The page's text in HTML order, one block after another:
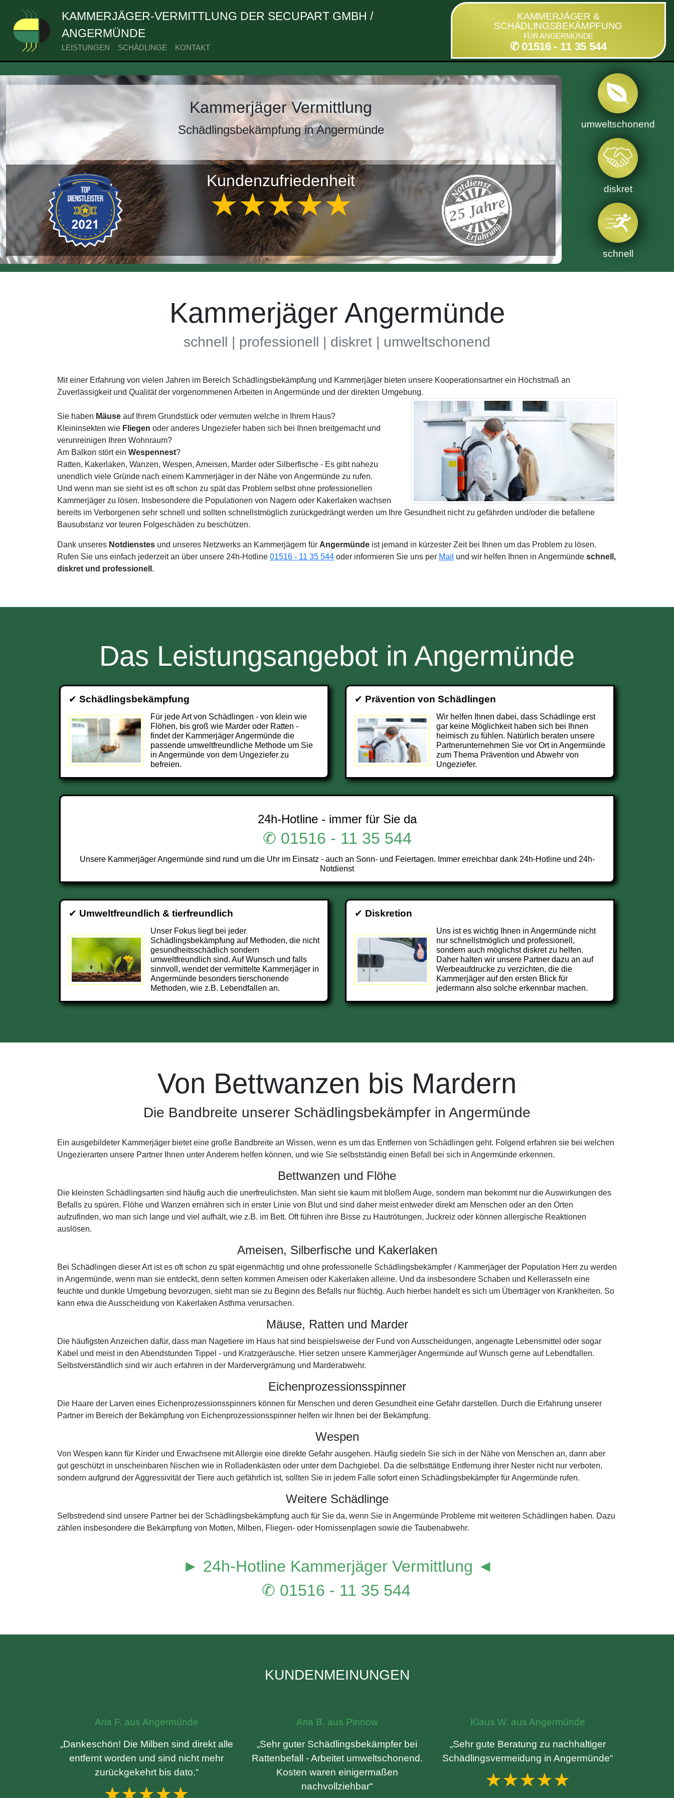
KAMMERJÄGER-VERMITTLUNG DER SECUPART GMBH /
ANGERMÜNDE
LEISTUNGEN SCHÄDLINGE KONTAKT
KAMMERJÄGER &
SCHÄDLINGSBEKÄMPFUNG
FÜR ANGERMÜNDE
✆ 01516 - 11 35 544
Kammerjäger Vermittlung
Schädlingsbekämpfung in Angermünde
Kundenzufriedenheit
★★★★★
umweltschonend
diskret
schnell
Kammerjäger Angermünde
schnell | professionell | diskret | umweltschonend
Mit einer Erfahrung von vielen Jahren im Bereich Schädlingsbekämpfung und Kammerjäger bieten unsere Kooperationsartner ein Höchstmaß an
Zuverlässigkeit und Qualität der vorgenommenen Arbeiten in Angermünde und der direkten Umgebung.
Sie haben Mäuse auf Ihrem Grundstück oder vermuten welche in Ihrem Haus?
Kleininsekten wie Fliegen oder anderes Ungeziefer haben sich bei Ihnen breitgemacht und
verunreinigen Ihren Wohnraum?
Am Balkon stört ein Wespennest?
Ratten, Kakerlaken, Wanzen, Wespen, Ameisen, Marder oder Silberfische - Es gibt nahezu
unendlich viele Gründe nach einem Kammerjäger in der Nähe von Angermünde zu rufen.
Und wenn man sie sieht ist es oft schon zu spät das Problem selbst ohne professionellen
Kammerjäger zu lösen. Insbesondere die Populationen von Nagern oder Kakerlaken wachsen
bereits im Verborgenen sehr schnell und sollten schnellstmöglich zurückgedrängt werden um Ihre Gesundheit nicht zu gefährden und/oder die befallene
Bausubstanz vor teuren Folgeschäden zu beschützen.
Dank unseres Notdienstes und unseres Netzwerks an Kammerjägern für Angermünde ist jemand in kürzester Zeit bei Ihnen um das Problem zu lösen.
Rufen Sie uns einfach jederzeit an über unsere 24h-Hotline 01516 - 11 35 544 oder informieren Sie uns per Mail und wir helfen Ihnen in Angermünde schnell,
diskret und professionell .
Das Leistungsangebot in Angermünde
✔ Schädlingsbekämpfung
Für jede Art von Schädlingen - von klein wie
Flöhen, bis groß wie Marder oder Ratten -
findet der Kammerjäger Angermünde die
passende umweltfreundliche Methode um Sie
in Angermünde von dem Ungeziefer zu
befreien.
✔ Prävention von Schädlingen
Wir helfen Ihnen dabei, dass Schädlinge erst
gar keine Möglichkeit haben sich bei Ihnen
heimisch zu fühlen. Natürlich beraten unsere
Partnerunternehmen Sie vor Ort in Angermünde
zum Thema Prävention und Abwehr von
Ungeziefer.
24h-Hotline - immer für Sie da
✆ 01516 - 11 35 544
Unsere Kammerjäger Angermünde sind rund um die Uhr im Einsatz - auch an Sonn- und Feiertagen. Immer erreichbar dank 24h-Hotline und 24h-
Notdienst
✔ Umweltfreundlich & tierfreundlich
Unser Fokus liegt bei jeder
Schädlingsbekämpfung auf Methoden, die nicht
gesundheitsschädlich sondern
umweltfreundlich sind. Auf Wunsch und falls
sinnvoll, wendet der vermittelte Kammerjäger in
Angermünde besonders tierschonende
Methoden, wie z.B. Lebendfallen an.
✔ Diskretion
Uns ist es wichtig Ihnen in Angermünde nicht
nur schnellstmöglich und professionell,
sondern auch möglichst diskret zu helfen.
Daher halten wir unsere Partner dazu an auf
Werbeaufdrucke zu verzichten, die die
Kammerjäger auf den ersten Blick für
jedermann also solche erkennbar machen.
Von Bettwanzen bis Mardern
Die Bandbreite unserer Schädlingsbekämpfer in Angermünde
Ein ausgebildeter Kammerjäger bietet eine große Bandbreite an Wissen, wenn es um das Entfernen von Schädlingen geht. Folgend erfahren sie bei welchen
Ungezierarten unsere Partner Ihnen unter Anderem helfen können, und wie Sie selbstständig einen Befall bei sich in Angermünde erkennen.
Bettwanzen und Flöhe
Die kleinsten Schädlingsarten sind häufig auch die unerfreulichsten. Man sieht sie kaum mit bloßem Auge, sondern man bekommt nur die Auswirkungen des
Befalls zu spüren. Flöhe und Wanzen ernähren sich in erster Linie von Blut und sind daher meist entweder direkt am Menschen oder an den Orten
aufzufinden, wo man sich lange und viel aufhält, wie z.B. im Bett. Oft führen ihre Bisse zu Hautrötungen, Juckreiz oder können allergische Reaktionen
auslösen.
Ameisen, Silberfische und Kakerlaken
Bei Schädlingen dieser Art ist es oft schon zu spät eigenmächtig und ohne professionelle Schädlingsbekämpfer / Kammerjäger der Population Herr zu werden
in Angermünde, wenn man sie entdeckt, denn selten kommen Ameisen oder Kakerlaken alleine. Und da insbesondere Schaben und Kellerasseln eine
feuchte und dunkle Umgebung bevorzugen, sieht man sie zu Beginn des Befalls nur flüchtig. Auch hierbei handelt es sich um Überträger von Krankheiten. So
kann etwa die Ausscheidung von Kakerlaken Asthma verursachen.
Mäuse, Ratten und Marder
Die häufigsten Anzeichen dafür, dass man Nagetiere im Haus hat sind beispielsweise der Fund von Ausscheidungen, angenagte Lebensmittel oder sogar
Kabel und meist in den Abendstunden Tippel - und Kratzgeräusche. Hier setzen unsere Kammerjäger Angermünde auf Wunsch gerne auf Lebendfallen.
Selbstverständlich sind wir auch erfahren in der Mardervergrämung und Marderabwehr.
Eichenprozessionsspinner
Die Haare der Larven eines Eichenprozessionsspinners können für Menschen und deren Gesundheit eine Gefahr darstellen. Durch die Erfahrung unserer
Partner im Bereich der Bekämpfung von Eichenprozessionsspinner helfen wir Ihnen bei der Bekämpfung.
Wespen
Von Wespen kann für Kinder und Erwachsene mit Allergie eine direkte Gefahr ausgehen. Häufig siedeln Sie sich in der Nähe von Menschen an, dann aber
gut geschützt in unscheinbaren Nischen wie in Rolladenkästen oder unter dem Dachgiebel. Da die selbsttätige Entfernung ihrer Nester nicht nur verboten,
sondern aufgrund der Aggressivität der Tiere auch gefährlich ist, sollten Sie in jedem Falle sofort einen Schädlingsbekämpfer für Angermünde rufen.
Weitere Schädlinge
Selbstredend sind unsere Partner bei der Schädlingsbekämpfung auch für Sie da, wenn Sie in Angermünde Probleme mit weiteren Schädlingen haben. Dazu
zählen insbesondere die Bekämpfung von Motten, Milben, Fliegen- oder Hornissenplagen sowie die Taubenabwehr.
► 24h-Hotline Kammerjäger Vermittlung ◄
✆ 01516 - 11 35 544
KUNDENMEINUNGEN
Aria F. aus Angermünde
„Dankeschön! Die Milben sind direkt alle
entfernt worden und sind nicht mehr
zurückgekehrt bis dato.“
Aria B. aus Pinnow
„Sehr guter Schädlingsbekämpfer bei
Rattenbefall - Arbeitet umweltschonend.
Kosten waren einigermaßen
nachvollziehbar“
Klaus W. aus Angermünde
„Sehr gute Beratung zu nachhaltiger
Schädlingsvermeidung in Angermünde“
★★★★★